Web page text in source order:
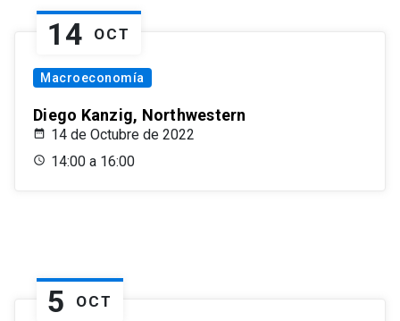
14 OCT
Macroeconomía
Diego Kanzig, Northwestern
14 de Octubre de 2022
14:00 a 16:00
5 OCT